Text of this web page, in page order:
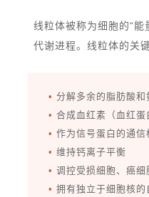
线粒体被称为细胞的“
代谢进程。线粒体的关
• 分解多余的脂肪酸和
• 合成血红素（血红蛋
• 作为信号蛋白的通信
• 维持钙离子平衡
• 调控受损细胞、癌
• 拥有独立于细胞核的